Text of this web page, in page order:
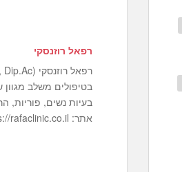
רפאל רוזנסקי
בטיפולים משלב מגוון
אתר: https://rafaclinic.co.il/